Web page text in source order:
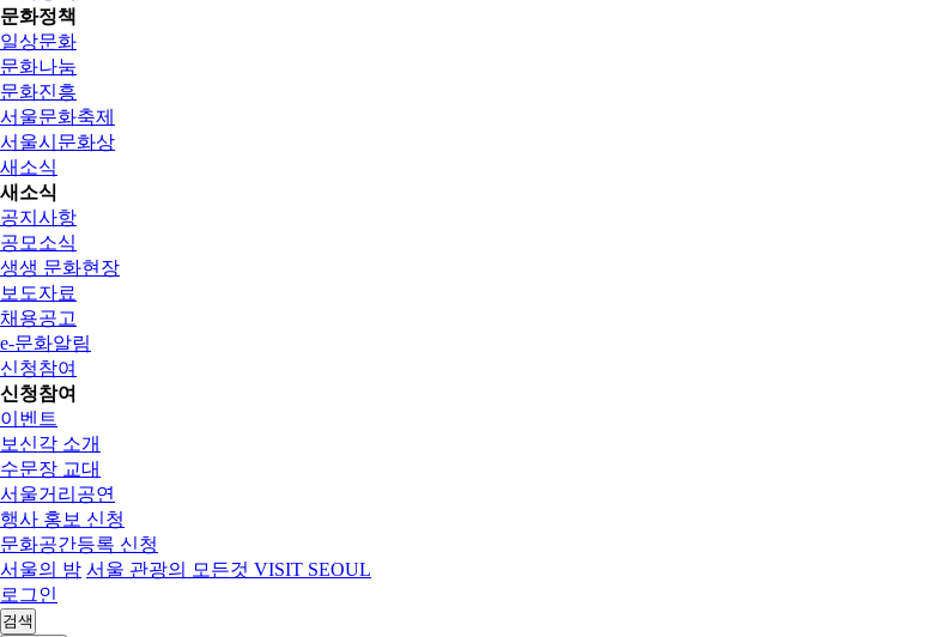
문화정책
일상문화
문화나눔
문화진흥
서울문화축제
서울시문화상
새소식
새소식
공지사항
공모소식
생생 문화현장
보도자료
채용공고
e-문화알림
신청참여
신청참여
이벤트
보신각 소개
수문장 교대
서울거리공연
행사 홍보 신청
문화공간등록 신청
서울의 밤 서울 관광의 모든것 VISIT SEOUL
로그인
검색